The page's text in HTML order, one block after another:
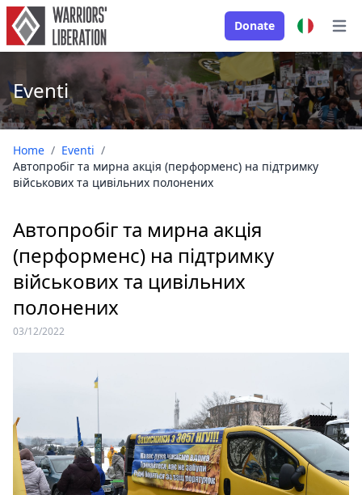
Donate
Eventi
Home / Eventi /
Автопробіг та мирна акція (перформенс) на підтримку
військових та цивільних полонених
Автопробіг та мирна акція
(перформенс) на підтримку
військових та цивільних
полонених
03/12/2022